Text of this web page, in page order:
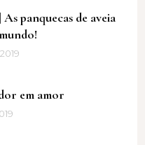
panquecas de aveia
em amor